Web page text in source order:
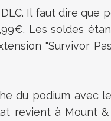
Il faut dire
Les soldes
"Survivor
du podium avec
revient à Mount